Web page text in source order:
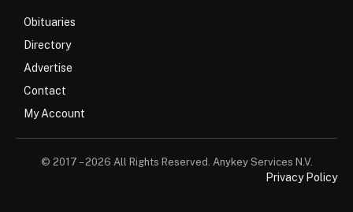
Obituaries
Directory
Advertise
Contact
My Account
© 2017 – 2026 All Rights Reserved. Anykey Services N.V.
Privacy Policy